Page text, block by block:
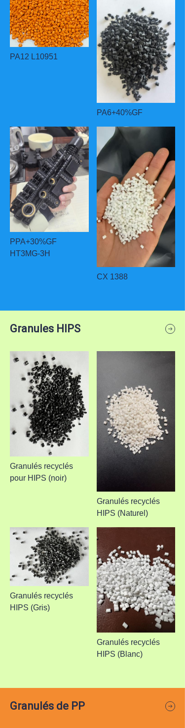
PA12 L10951
PA6+40%GF
PPA+30%GF
HT3MG-3H
CX 1388
Granules HIPS
Granulés recyclés
pour HIPS (noir)
Granulés recyclés
HIPS (Naturel)
Granulés recyclés
HIPS (Gris)
Granulés recyclés
HIPS (Blanc)
Granulés de PP